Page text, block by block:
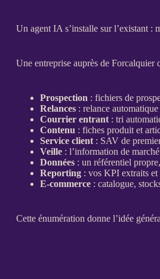
Un agent IA s’installe sur l’existant :
Une entreprise auprès de Forcalquier
Prospection : fichiers de
Relances : relance automatique
Courrier entrant : tri
Contenu : fiches produit et
Service client : SAV de
Veille : l’information de
Données : un référentiel
Reporting : vos KPI extraits et
E-commerce : catalogue,
Cette énumération donne l’idée